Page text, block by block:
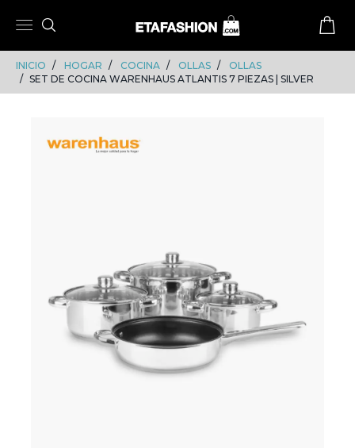
INICIO HOGAR COCINA OLLAS
OLLAS
SET DE COCINA WARENHAUS ATLANTIS 7 PIEZAS | SILVER